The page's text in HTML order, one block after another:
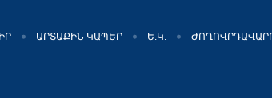
ԱՐՏԱՔԻՆ ԿԱՊԵՐ Ե.Կ.